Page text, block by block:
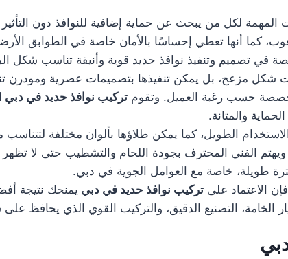
المهمة لكل من يبحث عن حماية إضافية للنوافذ دون
كما أنها تعطي إحساسًا بالأمان خاصة في الطوابق
في تصميم وتنفيذ نوافذ حديد قوية وأنيقة تناسب شكل
ذات شكل مزعج، بل يمكن تنفيذها بتصميمات عصرية
حسب رغبة العميل. وتقوم تركيب نوافذ حديد في دبي
والمتانة.
الطويل، كما يمكن طلاؤها بألوان مختلفة
ويهتم الفني المحترف بجودة اللحام والتشطيب حتى لا
طويلة، خاصة مع العوامل الجوية في دبي.
الاعتماد على تركيب نوافذ حديد في دبي يمنحك نتيجة
التصنيع الدقيق، والتركيب القوي الذي يحافظ على